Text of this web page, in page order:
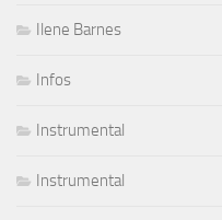
Ilene Barnes
Infos
Instrumental
Instrumental